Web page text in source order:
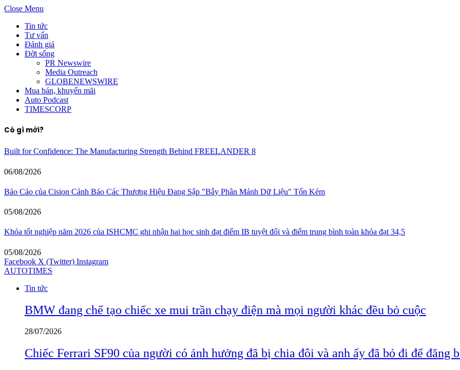
Close Menu
Tin tức
Tư vấn
Đánh giá
Đời sống
PR Newswire
Media Outreach
GLOBENEWSWIRE
Mua bán, khuyến mãi
Auto Podcast
TIMESCORP
Có gì mới?
Built for Confidence: The Manufacturing Strength Behind FREELANDER 8
06/08/2026
Báo Cáo của Cision Cảnh Báo Các Thương Hiệu Đang Sập "Bẫy Phân Mảnh Dữ Liệu" Tốn Kém
05/08/2026
Khóa tốt nghiệp năm 2026 của ISHCMC ghi nhận hai học sinh đạt điểm IB tuyệt đối và điểm trung bình toàn khóa đạt 34,5
05/08/2026
Facebook X (Twitter) Instagram
AUTOTIMES
Tin tức
BMW đang chế tạo chiếc xe mui trần chạy điện mà mọi người khác đều bỏ cuộc
28/07/2026
Chiếc Ferrari SF90 của người có ảnh hưởng đã bị chia đôi và anh ấy đã bỏ đi để đăng